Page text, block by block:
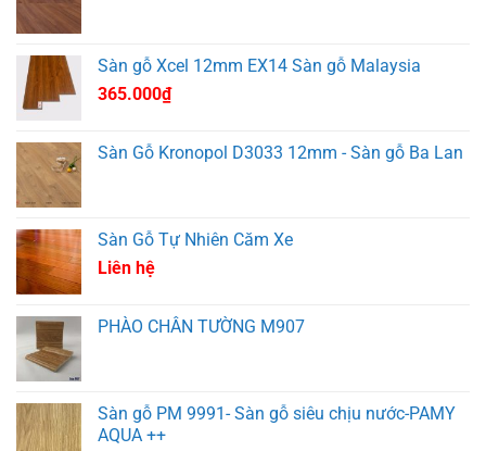
Sàn gỗ Xcel 12mm EX14 Sàn gỗ Malaysia
365.000₫
Sàn Gỗ Kronopol D3033 12mm - Sàn gỗ Ba Lan
Sàn Gỗ Tự Nhiên Căm Xe
Liên hệ
PHÀO CHÂN TƯỜNG M907
Sàn gỗ PM 9991- Sàn gỗ siêu chịu nước-PAMY
AQUA ++